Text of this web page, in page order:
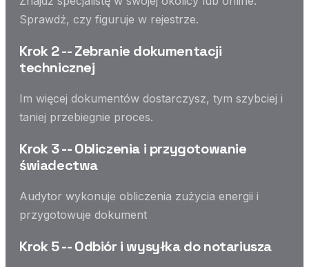
Sprawdź, czy figuruje w rejestrze.
Krok 2 -- Zebranie dokumentacji
technicznej
Im więcej dokumentów dostarczysz, tym szybciej i
taniej przebiegnie proces.
Krok 3 -- Obliczenia i przygotowanie
świadectwa
Audytor wykonuje obliczenia zużycia energii i
przygotowuje dokument
Krok 5 -- Odbiór i wysyłka do notariusza